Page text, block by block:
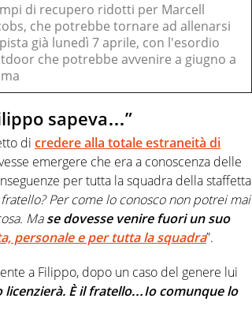
di recupero ridotti per Marcell
che potrebbe tornare ad allenarsi
già lunedì 7 aprile, con l'esordio
che potrebbe avvenire a giugno a
sapeva…”
di credere alla totale estraneità di
emergere che era a conoscenza delle
per tutta la squadra della staffetta
Per come lo conosco non potrei mai
Mase dovesse venire fuori un suo
personale e per tutta la squadra”.
a Filippo, dopo un caso del genere lui
licenzierà. È il fratello…Io comunque lo